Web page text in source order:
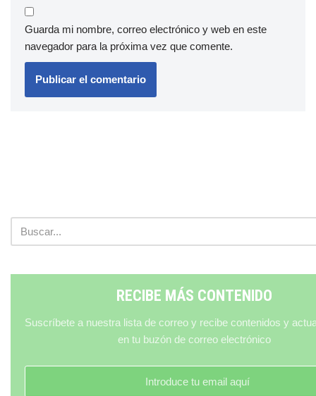
Guarda mi nombre, correo electrónico y web en este
navegador para la próxima vez que comente.
RECIBE MÁS CONTENIDO
Suscríbete a nuestra lista de correo y recibe contenidos y
en tu buzón de correo electrónico